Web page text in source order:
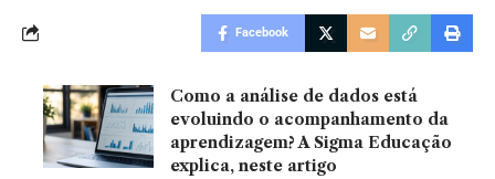
Facebook
Como a análise de dados está
evoluindo o acompanhamento da
aprendizagem? A Sigma Educação
explica, neste artigo